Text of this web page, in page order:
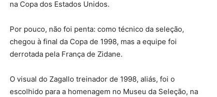
na Copa dos Estados Unidos.
Por pouco, não foi penta: como técnico da seleção,
chegou à final da Copa de 1998, mas a equipe foi
derrotada pela França de Zidane.
O visual do Zagallo treinador de 1998, aliás, foi o
escolhido para a homenagem no Museu da Seleção, na